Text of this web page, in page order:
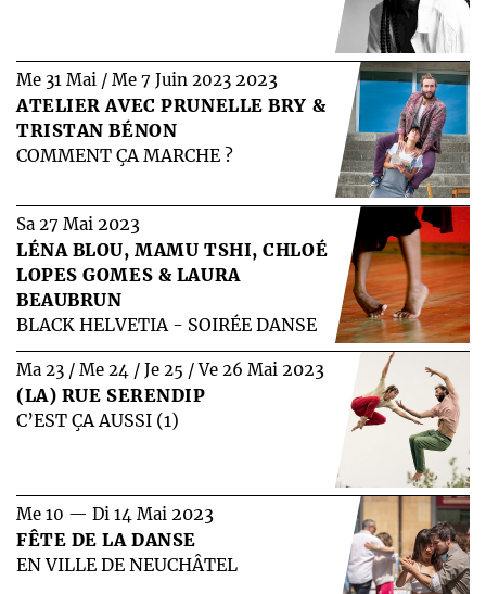
Me 31 Mai / Me 7 Juin 2023 2023
ATELIER AVEC PRUNELLE BRY &
TRISTAN BÉNON
COMMENT ÇA MARCHE ?
Sa 27 Mai 2023
LÉNA BLOU, MAMU TSHI, CHLOÉ
LOPES GOMES & LAURA
BEAUBRUN
BLACK HELVETIA - SOIRÉE DANSE
Ma 23 / Me 24 / Je 25 / Ve 26 Mai 2023
(LA) RUE SERENDIP
C’EST ÇA AUSSI (1)
Me 10 — Di 14 Mai 2023
FÊTE DE LA DANSE
EN VILLE DE NEUCHÂTEL